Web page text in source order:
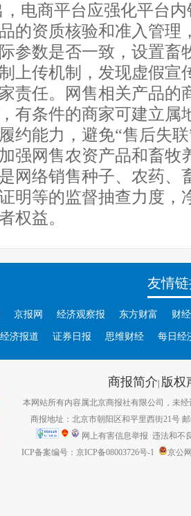
电商平台应强化平台
的资质核验和准入管理
参数是否一致，设置畜
上传机制，发现虚假宣
责任。网售相关产品的
有条件的商家可建立属
约能力，避免“售后失
强网售农资产品和畜牧
网络销售种子、农药、
明等的监督抽查力度，
权益。
友情
京报网 经济观察报 东方财富 财
济报道 证券日报 思维财经 每日经
商报简介| 版权
本网站所有内容属北京商报社有限公司，未经
商报地址：北京市朝阳区和平里西街21号
网上有害信息举报 违法和不
ICP备案编号：京ICP备08003726号-1
京公